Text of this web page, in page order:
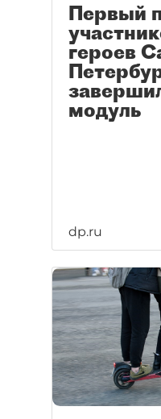
Первый
героев
модуль
dp.ru